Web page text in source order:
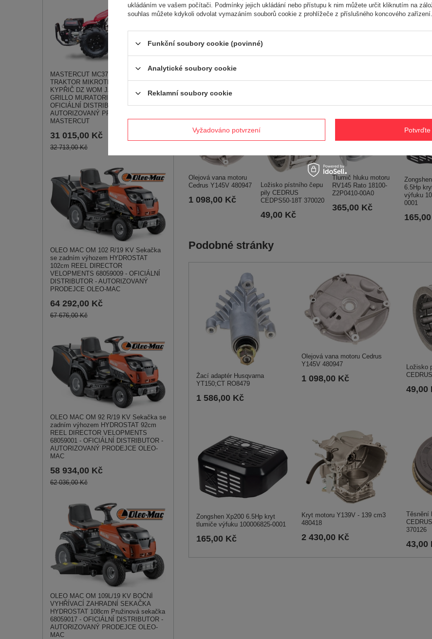
MASTERCUT MC370 JEDNOOSÝ
TRAKTOR MIKROTRAKTOR PŮDNÍ
KYPŘIČ DZ WOM JANSEN AGRO
GRILLO MURATORI - EWIMAX -
OFICIÁLNÍ DISTRIBUTOR -
AUTORIZOVANÝ PRODEJCE
MASTERCUT
31 015,00 Kč
32 713,00 Kč
OLEO MAC OM 102 R/19 KV Sekačka
se zadním výhozem HYDROSTAT
102cm REEL DIRECTOR
VELOPMENTS 68059009 - OFICIÁLNÍ
DISTRIBUTOR - AUTORIZOVANÝ
PRODEJCE OLEO-MAC
64 292,00 Kč
67 676,00 Kč
OLEO MAC OM 92 R/19 KV Sekačka se
zadním výhozem HYDROSTAT 92cm
REEL DIRECTOR VELOPMENTS
68059001 - OFICIÁLNÍ DISTRIBUTOR -
AUTORIZOVANÝ PRODEJCE OLEO-
MAC
58 934,00 Kč
62 036,00 Kč
OLEO MAC OM 109L/19 KV BOČNÍ
VYHŘÍVACÍ ZAHRADNÍ SEKAČKA
HYDROSTAT 108cm Pružinová sekačka
68059017 - OFICIÁLNÍ DISTRIBUTOR -
AUTORIZOVANÝ PRODEJCE OLEO-
MAC
Hmotnost
780.000 g
Položte svůj dotaz a my vám ihned odpovíme, nejzajímavější
Viz také
Olejová vana motoru
Cedrus Y145V 480947
1 098,00 Kč
Ložisko pístního čepu
pily CEDRUS
CEDPS50-18T 370020
49,00 Kč
Tlumič hluku motoru
RV145 Rato 18100-
Z2P0410-00A0
365,00 Kč
6.5Hp
výfuku
0001
Podobné stránky
Žací adaptér Husqvarna
YT150;CT RO8479
1 586,00 Kč
Olejová vana motoru Cedrus
Y145V 480947
1 098,00 Kč
49,00
Zongshen Xp200 6.5Hp kryt
tlumiče výfuku 100006825-0001
165,00 Kč
Kryt motoru Y139V - 139 cm3
480418
2 430,00 Kč
Těsnění
370126
43,00
ukládáním ve vašem počítači. Podmínky jejich ukládání nebo přístupu k nim můžete určit kliknutím na
souhlas můžete kdykoli odvolat vymazáním souborů cookie z prohlížeče z příslušného koncového zařízení.
Funkční soubory cookie (povinné)
Analytické soubory cookie
Reklamní soubory cookie
Vyžadováno potvrzení